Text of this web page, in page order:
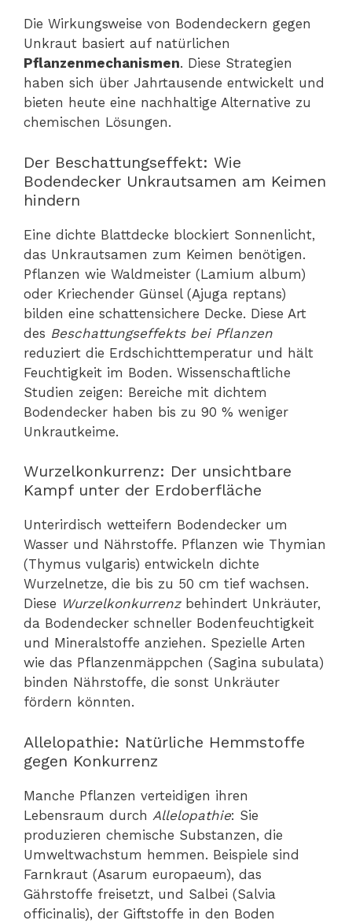
Die Wirkungsweise von Bodendeckern gegen
Unkraut basiert auf natürlichen
Pflanzenmechanismen. Diese Strategien
haben sich über Jahrtausende entwickelt und
bieten heute eine nachhaltige Alternative zu
chemischen Lösungen.
Der Beschattungseffekt: Wie
Bodendecker Unkrautsamen am Keimen
hindern
Eine dichte Blattdecke blockiert Sonnenlicht,
das Unkrautsamen zum Keimen benötigen.
Pflanzen wie Waldmeister (Lamium album)
oder Kriechender Günsel (Ajuga reptans)
bilden eine schattensichere Decke. Diese Art
des Beschattungseffekts bei Pflanzen
reduziert die Erdschichttemperatur und hält
Feuchtigkeit im Boden. Wissenschaftliche
Studien zeigen: Bereiche mit dichtem
Bodendecker haben bis zu 90 % weniger
Unkrautkeime.
Wurzelkonkurrenz: Der unsichtbare
Kampf unter der Erdoberfläche
Unterirdisch wetteifern Bodendecker um
Wasser und Nährstoffe. Pflanzen wie Thymian
(Thymus vulgaris) entwickeln dichte
Wurzelnetze, die bis zu 50 cm tief wachsen.
Diese Wurzelkonkurrenzbehindert Unkräuter,
da Bodendecker schneller Bodenfeuchtigkeit
und Mineralstoffe anziehen. Spezielle Arten
wie das Pflanzenmäppchen (Sagina subulata)
binden Nährstoffe, die sonst Unkräuter
fördern könnten.
Allelopathie: Natürliche Hemmstoffe
gegen Konkurrenz
Manche Pflanzen verteidigen ihren
Lebensraum durch Allelopathie: Sie
produzieren chemische Substanzen, die
Umweltwachstum hemmen. Beispiele sind
Farnkraut (Asarum europaeum), das
Gährstoffe freisetzt, und Salbei (Salvia
officinalis), der Giftstoffe in den Boden